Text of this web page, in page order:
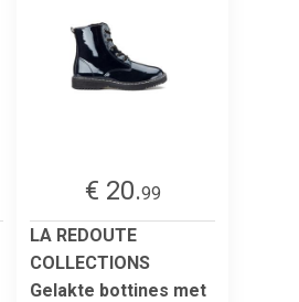
€ 20.99
LA REDOUTE
COLLECTIONS
Gelakte bottines met